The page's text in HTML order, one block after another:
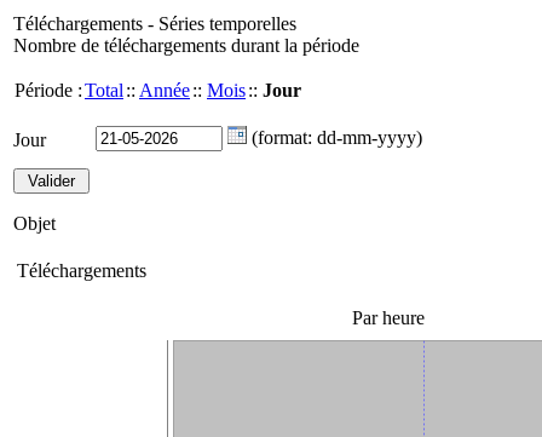
Téléchargements - Séries temporelles
Nombre de téléchargements durant la période
Période :Total :: Année:: Mois:: Jour
Jour (format: dd-mm-yyyy)
Objet
Téléchargements
Par heure